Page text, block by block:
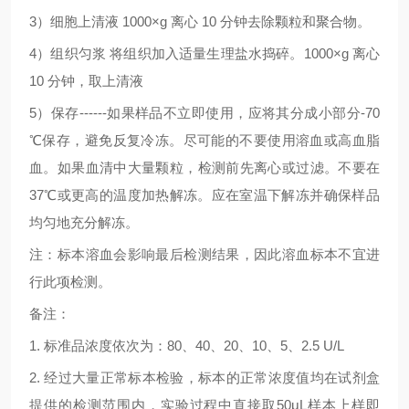
3）细胞上清液 1000×g 离心 10 分钟去除颗粒和聚合物。
4）组织匀浆 将组织加入适量生理盐水捣碎。 1000×g 离心
10 分钟，取上清液
5）保存------如果样品不立即使用，应将其分成小部分-70
℃保存，避免反复冷冻。尽可能的不要使用溶血或高血脂
血。如果血清中大量颗粒，检测前先离心或过滤。不要在
37℃或更高的温度加热解冻。应在室温下解冻并确保样品
均匀地充分解冻。
注：标本溶血会影响最后检测结果，因此溶血标本不宜进
行此项检测。
备注：
1. 标准品浓度依次为： 80 40 20 10 5 2.5 U/L
2.经过大量正常标本检验，标本的正常浓度值均在试剂盒
提供的检测范围内，实验过程中直接取 50μL 样本上样即